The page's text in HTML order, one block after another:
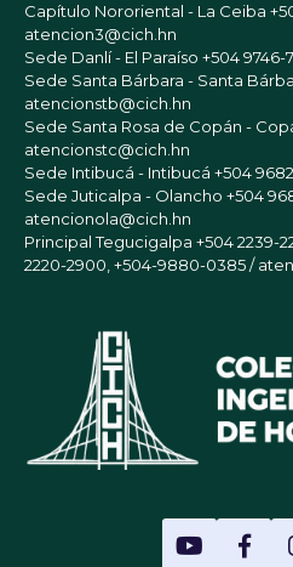
Capítulo Nororiental - La Ceiba
atencion3@cich.hn
Sede Danlí - El Paraíso +504
Sede Santa Bárbara - Santa
atencionstb@cich.hn
Sede Santa Rosa de Copán -
atencionstc@cich.hn
Sede Intibucá - Intibucá +504
Sede Juticalpa - Olancho +504
atencionola@cich.hn
Principal Tegucigalpa +504 2239-
2220-2900, +504-9880-0385 /